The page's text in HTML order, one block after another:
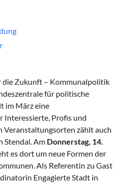
die Zukunft – Kommunalpolitik
für politische
im März eine
Interessierte, Profis und
Veranstaltungsorten zählt auch
Stendal. Am Donnerstag, 14.
es dort um neue Formen der
Als Referentin zu Gast
Engagierte Stadt in